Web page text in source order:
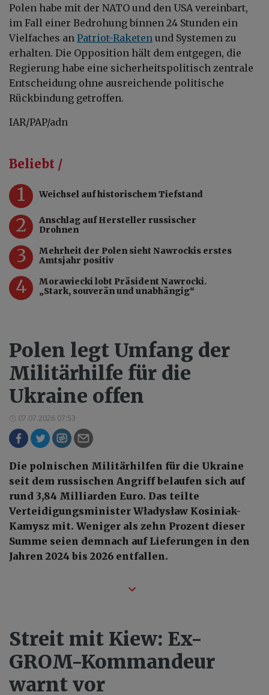
Polen habe mit der NATO und den USA vereinbart,
im Fall einer Bedrohung binnen 24 Stunden ein
Vielfaches an Patriot-Raketen und Systemen zu
erhalten. Die Opposition hält dem entgegen, die
Regierung habe eine sicherheitspolitisch zentrale
Entscheidung ohne ausreichende politische
Rückbindung getroffen.
IAR/PAP/adn
Beliebt /
1 Weichsel auf historischem Tiefstand
2
Anschlag auf Hersteller russischer
Drohnen
3
Mehrheit der Polen sieht Nawrockis erstes
Amtsjahr positiv
4
Morawiecki lobt Präsident Nawrocki.
„Stark, souverän und unabhängig“
Polen legt Umfang der
Militärhilfe für die
Ukraine offen
07.07.2026 07:53
Die polnischen Militärhilfen für die Ukraine
seit dem russischen Angriff belaufen sich auf
rund 3,84 Milliarden Euro. Das teilte
Verteidigungsminister Władysław Kosiniak-
Kamysz mit. Weniger als zehn Prozent dieser
Summe seien demnach auf Lieferungen in den
Jahren 2024 bis 2026 entfallen.
Streit mit Kiew: Ex-
GROM-Kommandeur
warnt vor